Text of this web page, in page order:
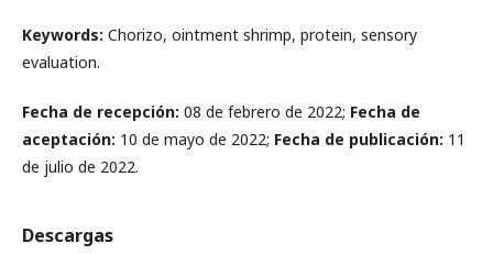
Keywords: Chorizo, ointment shrimp, protein, sensory
evaluation.
Fecha de recepción: 08 de febrero de 2022; Fecha de
aceptación: 10 de mayo de 2022; Fecha de publicación: 11
de julio de 2022.
Descargas